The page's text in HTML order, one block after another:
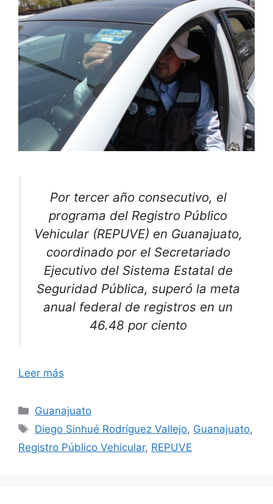
Por tercer año consecutivo, el
programa del Registro Público
Vehicular (REPUVE) en Guanajuato,
coordinado por el Secretariado
Ejecutivo del Sistema Estatal de
Seguridad Pública, superó la meta
anual federal de registros en un
46.48 por ciento
Leer más
Categorías
Guanajuato
Etiquetas
Diego Sinhué Rodríguez Vallejo, Guanajuato,
Registro Público Vehicular, REPUVE